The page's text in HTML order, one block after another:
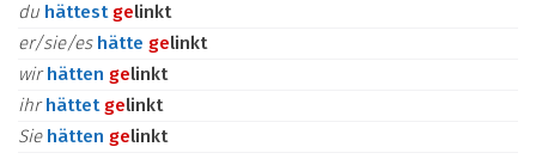
du hättest gelinkt
er/sie/es hätte gelinkt
wirhätten gelinkt
ihrhättet gelinkt
Sie hätten gelinkt